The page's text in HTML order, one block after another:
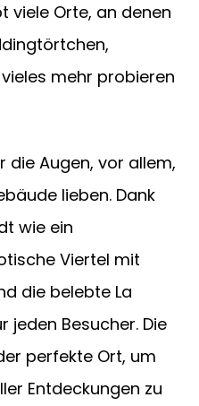
viele Orte, an denen
mehr probieren
die Augen, vor allem,
lieben. Dank
wie ein
Viertel mit
die belebte La
jeden Besucher. Die
perfekte Ort, um
Entdeckungen zu